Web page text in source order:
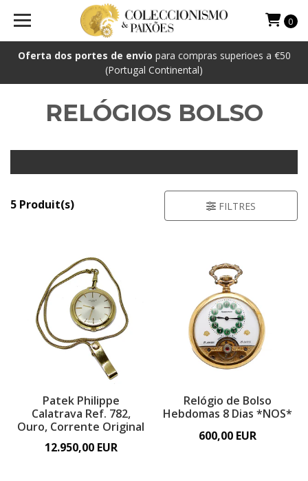
Oferta dos portes de envio para compras superioes a €50
(Portugal Continental)
0
RELÓGIOS BOLSO
5 Produit(s) FILTRES
Patek Philippe
Calatrava Ref. 782,
Ouro, Corrente Original
12.950,00 EUR
Relógio de Bolso
Hebdomas 8 Dias *NOS*
600,00 EUR